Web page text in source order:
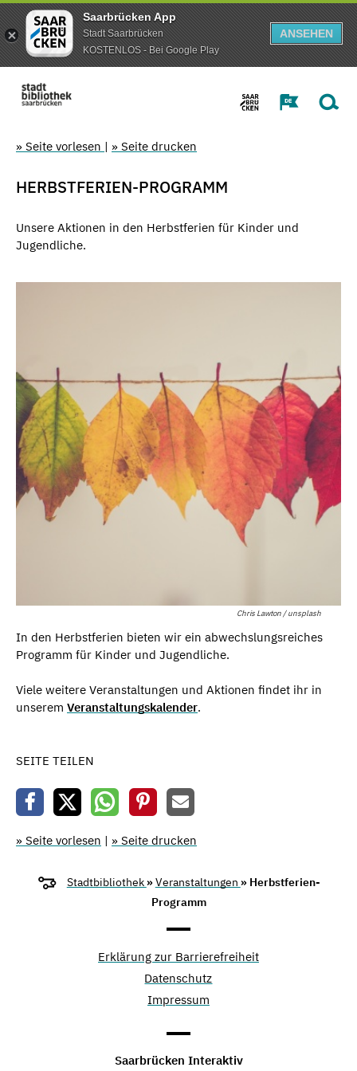
Saarbrücken App
Stadt Saarbrücken
KOSTENLOS - Bei Google Play
ANSEHEN
» Seite vorlesen | » Seite drucken
HERBSTFERIEN-PROGRAMM
Unsere Aktionen in den Herbstferien für Kinder und
Jugendliche.
Chris Lawton / unsplash
In den Herbstferien bieten wir ein abwechslungsreiches
Programm für Kinder und Jugendliche.
Viele weitere Veranstaltungen und Aktionen findet ihr in
unserem Veranstaltungskalender.
SEITE TEILEN
» Seite vorlesen | » Seite drucken
Stadtbibliothek »Veranstaltungen » Herbstferien-
Programm
Erklärung zur Barrierefreiheit
Datenschutz
Impressum
Saarbrücken Interaktiv